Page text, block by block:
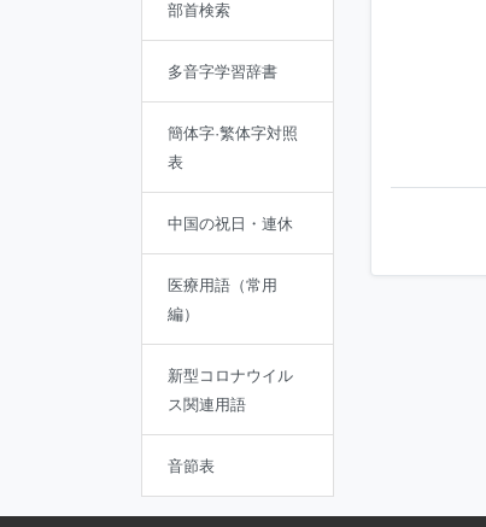
部首検索
多音字学習辞書
簡体字·繁体字対照
表
中国の祝日・連休
医療用語（常用
編）
新型コロナウイル
ス関連用語
音節表